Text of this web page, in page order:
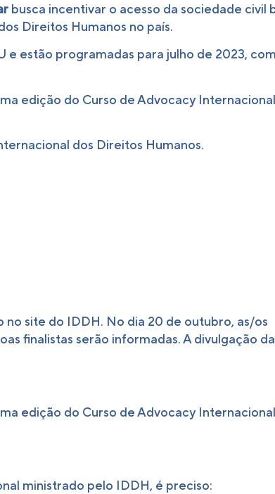
busca incentivar o acesso da sociedade civil
Direitos Humanos no país.
estão programadas para julho de 2023, com
edição do Curso de Advocacy
dos Direitos Humanos.
no site do IDDH. No dia 20 de outubro, as/os
finalistas serão informadas. A divulgação
edição do Curso de Advocacy
ministrado pelo IDDH, é preciso: